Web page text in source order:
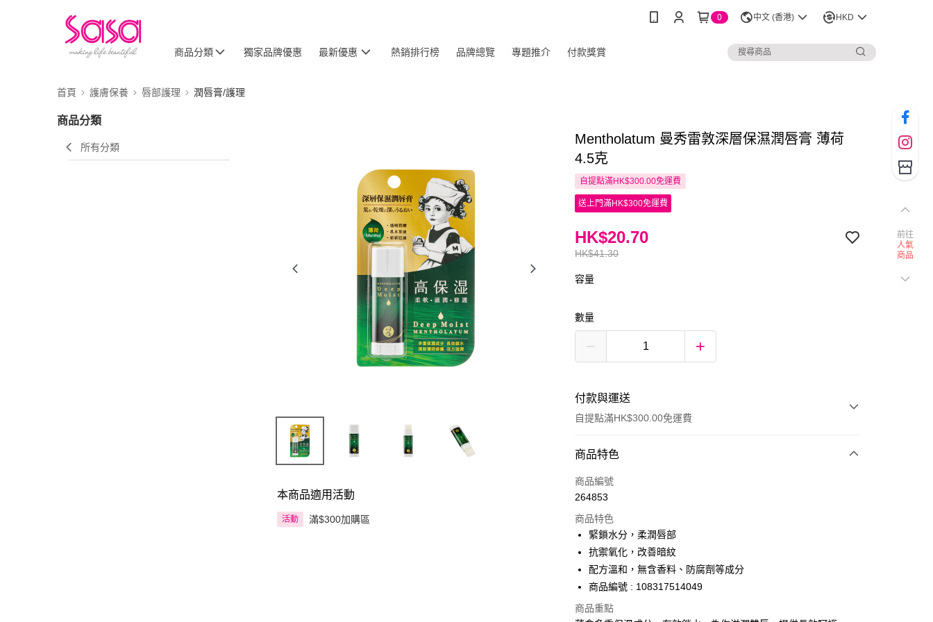
0 中文 (香港) HKD
商品分類 獨家品牌優惠 最新優惠 熱銷排行榜 品牌總覽 專題推介 付款獎賞
首頁 護膚保養 唇部護理 潤唇膏/護理
商品分類
所有分類
本商品適用活動
活動 滿$300加購區
Mentholatum 曼秀雷敦深層保濕潤唇膏 薄荷
4.5克
自提點滿HK$300.00免運費
送上門滿HK$300免運費
HK$41.30
HK$20.70
容量
數量
付款與運送
自提點滿HK$300.00免運費
付款方式
信用卡
AlipayHK
PayMe
WeChat Pay
BoC Pay
商品特色
商品編號
264853
商品特色
緊鎖水分，柔潤唇部
抗禦氧化，改善暗紋
配方溫和，無含香料、防腐劑等成分
商品編號 : 108317514049
商品重點
前往
人氣
商品